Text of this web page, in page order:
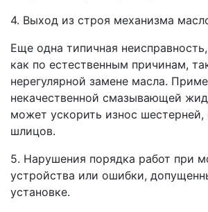
4. Выход из строя механизма
Еще одна типичная
как по естественным причинам,
нерегулярной замене масла.
некачественной смазывающей
может ускорить износ шестерней,
шлицов.
5. Нарушения порядка работ при
устройства или ошибки,
установке.